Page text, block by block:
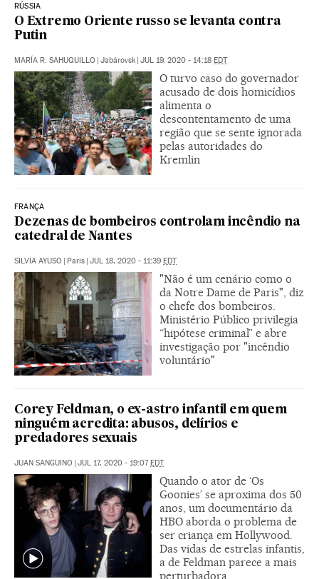
RÚSSIA
O Extremo Oriente russo se levanta contra
Putin
MARÍA R. SAHUQUILLO | Jabárovsk | JUL 19, 2020 - 14:18 EDT
O turvo caso do governador
acusado de dois homicídios
alimenta o
descontentamento de uma
região que se sente ignorada
pelas autoridades do
Kremlin
FRANÇA
Dezenas de bombeiros controlam incêndio na
catedral de Nantes
SILVIA AYUSO | Paris | JUL 18, 2020 - 11:39 EDT
"Não é um cenário como o
da Notre Dame de Paris", diz
o chefe dos bombeiros.
Ministério Público privilegia
“hipótese criminal” e abre
investigação por "incêndio
voluntário"
Corey Feldman, o ex-astro infantil em quem
ninguém acredita: abusos, delírios e
predadores sexuais
JUAN SANGUINO | JUL 17, 2020 - 19:07EDT
Quando o ator de ‘Os
Goonies’ se aproxima dos 50
anos, um documentário da
HBO aborda o problema de
ser criança em Hollywood.
Das vidas de estrelas infantis,
a de Feldman parece a mais
perturbadora